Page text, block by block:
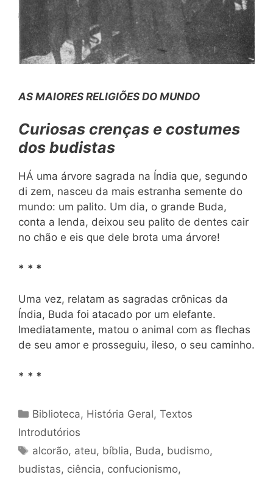
AS MAIORES RELIGIÕES DO MUNDO
Curiosas crenças e costumes
dos budistas
HÁ uma árvore sagrada na Índia que, segundo
di zem, nasceu da mais estranha semente do
mundo: um palito. Um dia, o grande Buda,
conta a lenda, deixou seu palito de dentes cair
no chão e eis que dele brota uma árvore!
* * *
Uma vez, relatam as sagradas crônicas da
Índia, Buda foi atacado por um elefante.
Imediatamente, matou o animal com as flechas
de seu amor e prosseguiu, ileso, o seu caminho.
* * *
Categorias
Biblioteca, História Geral,Textos
Introdutórios
Tags
alcorão, ateu, bíblia, Buda, budismo,
budistas, ciência, confucionismo,